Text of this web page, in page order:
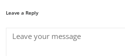
Leave a Reply